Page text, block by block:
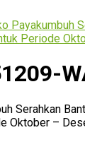
Payakumbuh
Periode